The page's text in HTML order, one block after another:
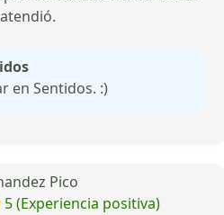
en Sentidos. :)
Pico
5 (Experiencia positiva)